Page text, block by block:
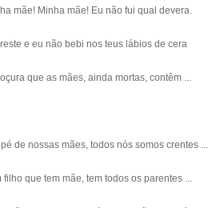
Minha mãe! Eu não fui qual devera.
eu não bebi nos teus lábios de cera
que as mães, ainda mortas, contêm ...
nossas mães, todos nós somos crentes ...
tem mãe, tem todos os parentes ...